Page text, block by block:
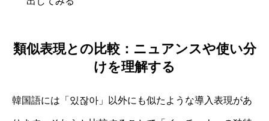
類似表現との比較：ニュアンスや使い分
けを理解する
韓国語には「있잖아」以外にも似たような導入表現があ